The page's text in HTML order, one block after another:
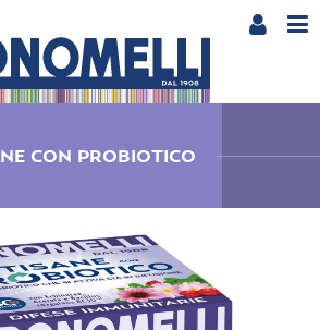
CON PROBIOTICO